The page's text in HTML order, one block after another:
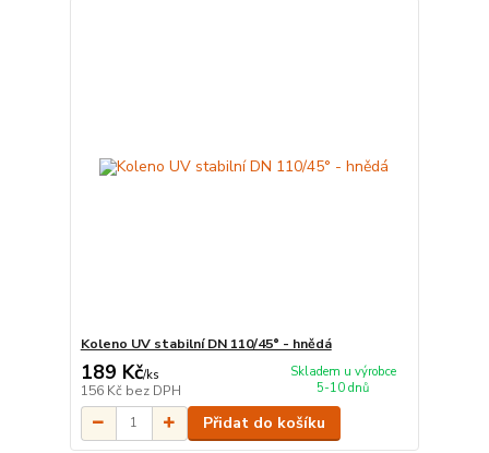
Koleno UV stabilní DN 110/45° - hnědá
189 Kč/ks
156 Kč bez DPH
Skladem u výrobce
5-10 dnů
Přidat do košíku